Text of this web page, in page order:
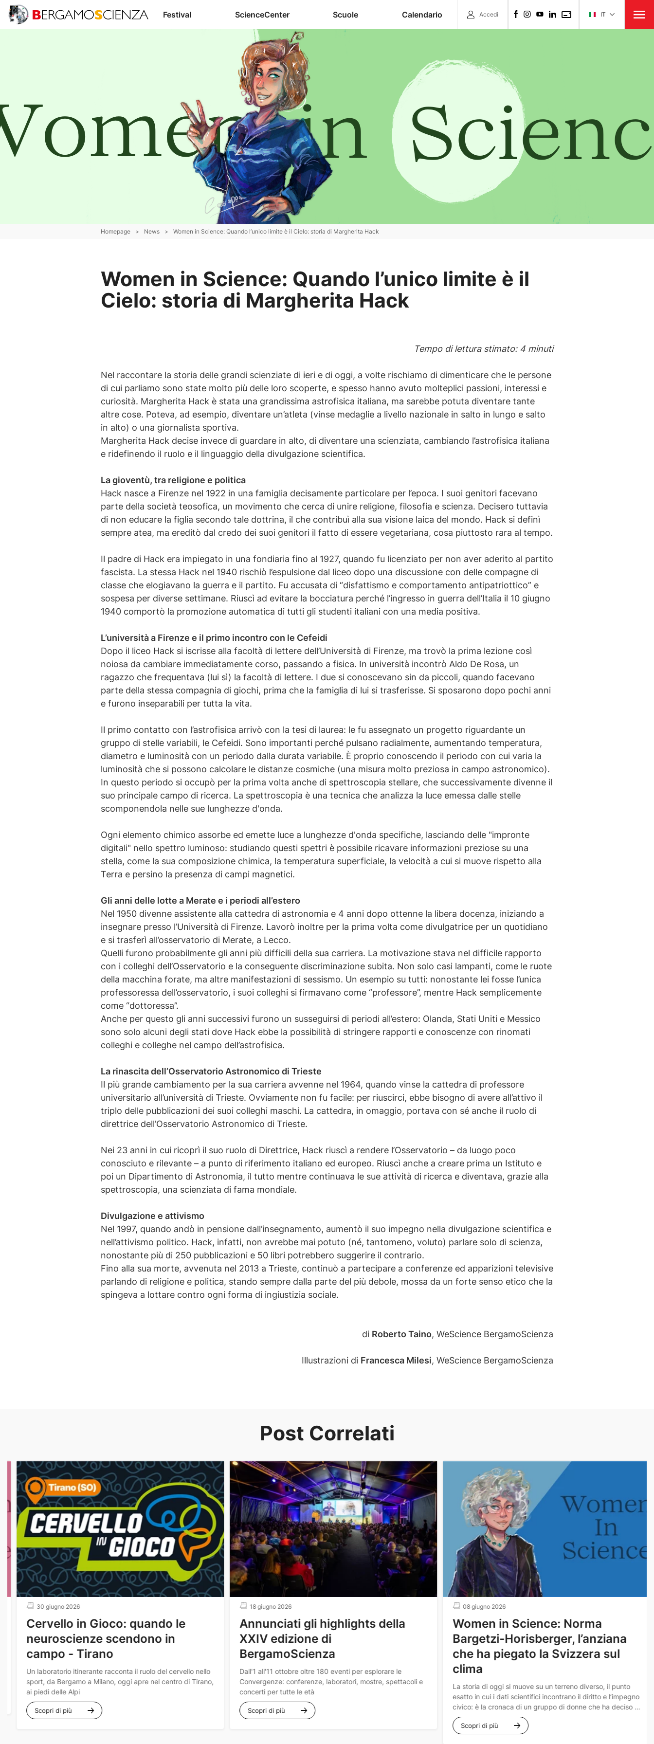
Festival ScienceCenter Scuole Calendario Accedi IT
Stampa
Sostenitori
Sostienici
IT
Accedi /
Registrati
Homepage > News > Women in Science: Quando l’unico limite è il Cielo: storia di Margherita Hack
Women in Science: Quando l’unico limite è il
Cielo: storia di Margherita Hack
Tempo di lettura stimato: 4 minuti
Nel raccontare la storia delle grandi scienziate di ieri e di oggi, a volte rischiamo di dimenticare che le persone
di cui parliamo sono state molto più delle loro scoperte, e spesso hanno avuto molteplici passioni, interessi e
curiosità. Margherita Hack è stata una grandissima astrofisica italiana, ma sarebbe potuta diventare tante
altre cose. Poteva, ad esempio, diventare un’atleta (vinse medaglie a livello nazionale in salto in lungo e salto
in alto) o una giornalista sportiva.
Margherita Hack decise invece di guardare in alto, di diventare una scienziata, cambiando l’astrofisica italiana
e ridefinendo il ruolo e il linguaggio della divulgazione scientifica.
La gioventù, tra religione e politica
Hack nasce a Firenze nel 1922 in una famiglia decisamente particolare per l’epoca. I suoi genitori facevano
parte della società teosofica, un movimento che cerca di unire religione, filosofia e scienza. Decisero tuttavia
di non educare la figlia secondo tale dottrina, il che contribuì alla sua visione laica del mondo. Hack si definì
sempre atea, ma ereditò dal credo dei suoi genitori il fatto di essere vegetariana, cosa piuttosto rara al tempo.
Il padre di Hack era impiegato in una fondiaria fino al 1927, quando fu licenziato per non aver aderito al partito
fascista. La stessa Hack nel 1940 rischiò l’espulsione dal liceo dopo una discussione con delle compagne di
classe che elogiavano la guerra e il partito. Fu accusata di “disfattismo e comportamento antipatriottico” e
sospesa per diverse settimane. Riuscì ad evitare la bocciatura perché l’ingresso in guerra dell’Italia il 10 giugno
1940 comportò la promozione automatica di tutti gli studenti italiani con una media positiva.
L’università a Firenze e il primo incontro con le Cefeidi
Dopo il liceo Hack si iscrisse alla facoltà di lettere dell’Università di Firenze, ma trovò la prima lezione così
noiosa da cambiare immediatamente corso, passando a fisica. In università incontrò Aldo De Rosa, un
ragazzo che frequentava (lui sì) la facoltà di lettere. I due si conoscevano sin da piccoli, quando facevano
parte della stessa compagnia di giochi, prima che la famiglia di lui si trasferisse. Si sposarono dopo pochi anni
e furono inseparabili per tutta la vita.
Il primo contatto con l’astrofisica arrivò con la tesi di laurea: le fu assegnato un progetto riguardante un
gruppo di stelle variabili, le Cefeidi. Sono importanti perché pulsano radialmente, aumentando temperatura,
diametro e luminosità con un periodo dalla durata variabile. È proprio conoscendo il periodo con cui varia la
luminosità che si possono calcolare le distanze cosmiche (una misura molto preziosa in campo astronomico).
In questo periodo si occupò per la prima volta anche di spettroscopia stellare, che successivamente divenne il
suo principale campo di ricerca. La spettroscopia è una tecnica che analizza la luce emessa dalle stelle
scomponendola nelle sue lunghezze d'onda.
Ogni elemento chimico assorbe ed emette luce a lunghezze d'onda specifiche, lasciando delle "impronte
digitali" nello spettro luminoso: studiando questi spettri è possibile ricavare informazioni preziose su una
stella, come la sua composizione chimica, la temperatura superficiale, la velocità a cui si muove rispetto alla
Terra e persino la presenza di campi magnetici.
Gli anni delle lotte a Merate e i periodi all’estero
Nel 1950 divenne assistente alla cattedra di astronomia e 4 anni dopo ottenne la libera docenza, iniziando a
insegnare presso l’Università di Firenze. Lavorò inoltre per la prima volta come divulgatrice per un quotidiano
e si trasferì all’osservatorio di Merate, a Lecco.
Quelli furono probabilmente gli anni più difficili della sua carriera. La motivazione stava nel difficile rapporto
con i colleghi dell’Osservatorio e la conseguente discriminazione subita. Non solo casi lampanti, come le ruote
della macchina forate, ma altre manifestazioni di sessismo. Un esempio su tutti: nonostante lei fosse l’unica
professoressa dell’osservatorio, i suoi colleghi si firmavano come “professore”, mentre Hack semplicemente
come “dottoressa”.
Anche per questo gli anni successivi furono un susseguirsi di periodi all’estero: Olanda, Stati Uniti e Messico
sono solo alcuni degli stati dove Hack ebbe la possibilità di stringere rapporti e conoscenze con rinomati
colleghi e colleghe nel campo dell’astrofisica.
La rinascita dell’Osservatorio Astronomico di Trieste
Il più grande cambiamento per la sua carriera avvenne nel 1964, quando vinse la cattedra di professore
universitario all’università di Trieste. Ovviamente non fu facile: per riuscirci, ebbe bisogno di avere all’attivo il
triplo delle pubblicazioni dei suoi colleghi maschi. La cattedra, in omaggio, portava con sé anche il ruolo di
direttrice dell’Osservatorio Astronomico di Trieste.
Nei 23 anni in cui ricoprì il suo ruolo di Direttrice, Hack riuscì a rendere l’Osservatorio – da luogo poco
conosciuto e rilevante – a punto di riferimento italiano ed europeo. Riuscì anche a creare prima un Istituto e
poi un Dipartimento di Astronomia, il tutto mentre continuava le sue attività di ricerca e diventava, grazie alla
spettroscopia, una scienziata di fama mondiale.
Divulgazione e attivismo
Nel 1997, quando andò in pensione dall’insegnamento, aumentò il suo impegno nella divulgazione scientifica e
nell’attivismo politico. Hack, infatti, non avrebbe mai potuto (né, tantomeno, voluto) parlare solo di scienza,
nonostante più di 250 pubblicazioni e 50 libri potrebbero suggerire il contrario.
Fino alla sua morte, avvenuta nel 2013 a Trieste, continuò a partecipare a conferenze ed apparizioni televisive
parlando di religione e politica, stando sempre dalla parte del più debole, mossa da un forte senso etico che la
spingeva a lottare contro ogni forma di ingiustizia sociale.
di Roberto Taino, WeScience BergamoScienza
Illustrazioni di Francesca Milesi, WeScience BergamoScienza
Post Correlati
30 giugno 2026
Cervello in Gioco: quando le
neuroscienze scendono in
campo - Tirano
Un laboratorio itinerante racconta il ruolo del cervello nello
sport, da Bergamo a Milano, oggi apre nel centro di Tirano,
ai piedi delle Alpi
Scopri di più
18 giugno 2026
Annunciati gli highlights della
XXIV edizione di
BergamoScienza
Dall'1 all'11 ottobre oltre 180 eventi per esplorare le
Convergenze: conferenze, laboratori, mostre, spettacoli e
concerti per tutte le età
Scopri di più
08 giugno 2026
Women in Science: Norma
Bargetzi-Horisberger, l’anziana
che ha piegato la Svizzera sul
clima
La storia di oggi si muove su un terreno diverso, il punto
esatto in cui i dati scientifici incontrano il diritto e l’impegno
civico: è la cronaca di un gruppo di donne che ha deciso di
non voler lasciare alle generazioni future una battaglia da
combattere da sole.
Scopri di più